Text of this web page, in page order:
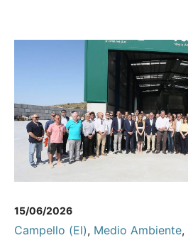
15/06/2026
Campello (El), Medio Ambiente,